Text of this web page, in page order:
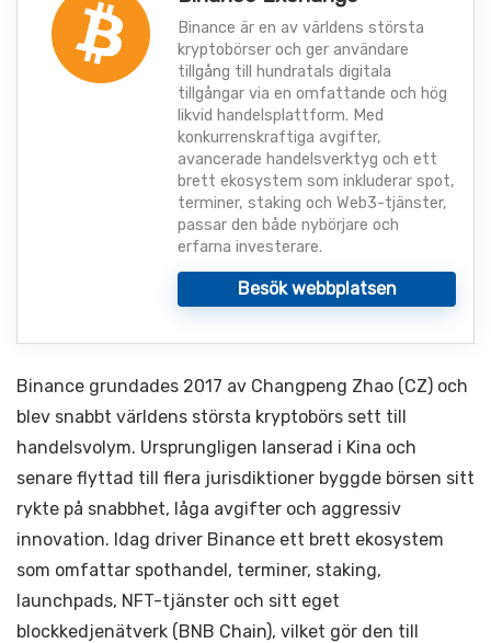
Binance är en av världens största
kryptobörser och ger användare
tillgång till hundratals digitala
tillgångar via en omfattande och hög
likvid handelsplattform. Med
konkurrenskraftiga avgifter,
avancerade handelsverktyg och ett
brett ekosystem som inkluderar spot,
terminer, staking och Web3-tjänster,
passar den både nybörjare och
erfarna investerare.
Besök webbplatsen
Binance grundades 2017 av Changpeng Zhao (CZ) och
blev snabbt världens största kryptobörs sett till
handelsvolym. Ursprungligen lanserad i Kina och
senare flyttad till flera jurisdiktioner byggde börsen sitt
rykte på snabbhet, låga avgifter och aggressiv
innovation. Idag driver Binance ett brett ekosystem
som omfattar spothandel, terminer, staking,
launchpads, NFT-tjänster och sitt eget
blockkedjenätverk (BNB Chain), vilket gör den till